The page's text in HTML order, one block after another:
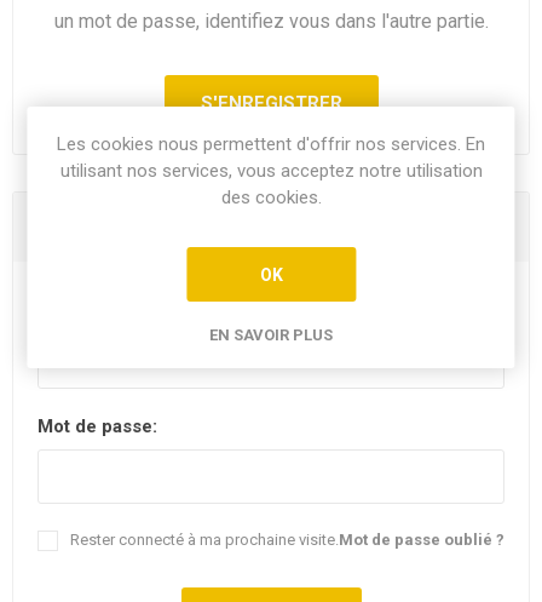
un mot de passe, identifiez vous dans l'autre partie.
Mot de passe:
Mot de passe oublié ?
Rester connecté à ma prochaine visite.
Les cookies nous permettent d'offrir nos services. En
utilisant nos services, vous acceptez notre utilisation
des cookies.
OK
EN SAVOIR PLUS